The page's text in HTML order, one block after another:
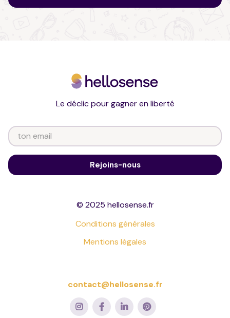
© 2025 hellosense.fr
Conditions générales
Mentions légales
Le déclic pour gagner en liberté
contact@hellosense.fr
   